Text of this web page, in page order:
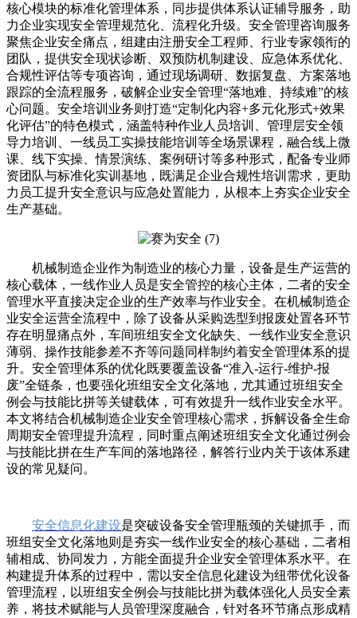
核心模块的标准化管理体系，同步提供体系认证辅导服务，助
力企业实现安全管理规范化、流程化升级。安全管理咨询服务
聚焦企业安全痛点，组建由注册安全工程师、行业专家领衔的
团队，提供安全现状诊断、双预防机制建设、应急体系优化、
合规性评估等专项咨询，通过现场调研、数据复盘、方案落地
跟踪的全流程服务，破解企业安全管理“落地难、持续难”的核
心问题。安全培训业务则打造“定制化内容+多元化形式+效果
化评估”的特色模式，涵盖特种作业人员培训、管理层安全领
导力培训、一线员工实操技能培训等全场景课程，融合线上微
课、线下实操、情景演练、案例研讨等多种形式，配备专业师
资团队与标准化实训基地，既满足企业合规性培训需求，更助
力员工提升安全意识与应急处置能力，从根本上夯实企业安全
生产基础。
机械制造企业作为制造业的核心力量，设备是生产运营的
核心载体，一线作业人员是安全管控的核心主体，二者的安全
管理水平直接决定企业的生产效率与作业安全。在机械制造企
业安全运营全流程中，除了设备从采购选型到报废处置各环节
存在明显痛点外，车间班组安全文化缺失、一线作业安全意识
薄弱、操作技能参差不齐等问题同样制约着安全管理体系的提
升。安全管理体系的优化既要覆盖设备“准入-运行-维护-报
废”全链条，也要强化班组安全文化落地，尤其通过班组安全
例会与技能比拼等关键载体，可有效提升一线作业安全水平。
本文将结合机械制造企业安全管理核心需求，拆解设备全生命
周期安全管理提升流程，同时重点阐述班组安全文化通过例会
与技能比拼在生产车间的落地路径，解答行业内关于该体系建
设的常见疑问。
安全信息化建设是突破设备安全管理瓶颈的关键抓手，而
班组安全文化落地则是夯实一线作业安全的核心基础，二者相
辅相成、协同发力，方能全面提升企业安全管理体系水平。在
构建提升体系的过程中，需以安全信息化建设为纽带优化设备
管理流程，以班组安全例会与技能比拼为载体强化人员安全素
养，将技术赋能与人员管理深度融合，针对各环节痛点形成精